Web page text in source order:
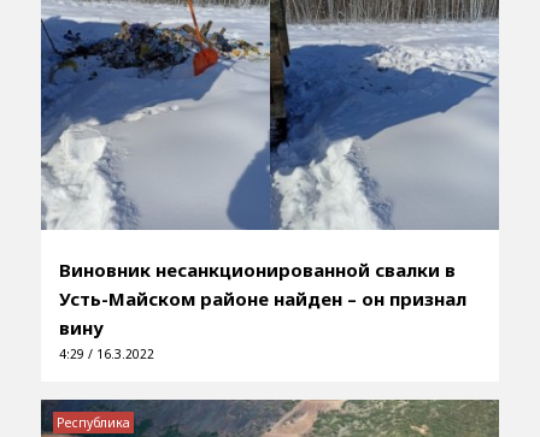
Виновник несанкционированной свалки в
Усть-Майском районе найден – он признал
вину
4:29 / 16.3.2022
Республика